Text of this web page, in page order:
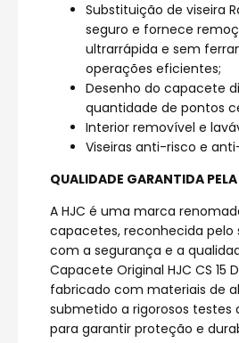
Substituição de viseira
seguro e fornece
ultrarrápida e sem
operações eficientes;
Desenho do capacete
quantidade de pontos
Interior removível e
Viseiras anti-risco e
QUALIDADE GARANTIDA
A HJC é uma marca
capacetes, reconhecida pelo
com a segurança e a
Capacete Original HJC CS 15
fabricado com materiais de
submetido a rigorosos testes
para garantir proteção e